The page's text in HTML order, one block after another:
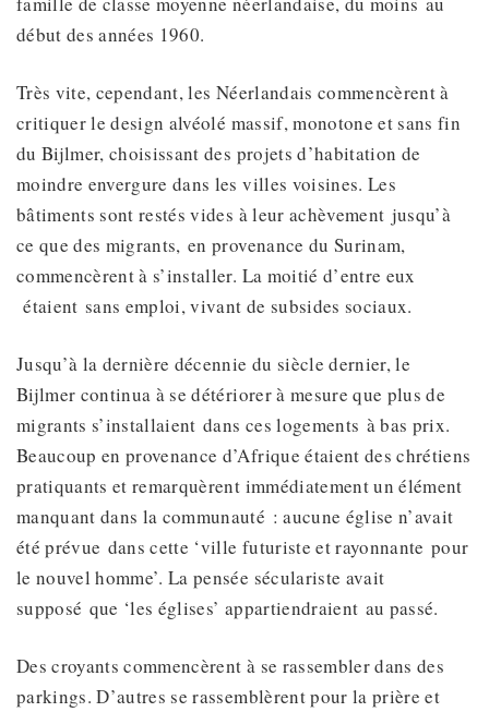
début des années 1960.
Très vite, cependant, les Néerlandais commencèrent à
critiquer le design alvéolé massif, monotone et sans fin
du Bijlmer, choisissant des projets d’habitation de
moindre envergure dans les villes voisines. Les
bâtiments sont restés vides à leur achèvement jusqu’à
ce que des migrants, en provenance du Surinam,
commencèrent à s’installer. La moitié d’entre eux
étaient sans emploi, vivant de subsides sociaux.
Jusqu’à la dernière décennie du siècle dernier, le
Bijlmer continua à se détériorer à mesure que plus de
migrants s’installaient dans ces logements à bas prix.
Beaucoup en provenance d’Afrique étaient des chrétiens
pratiquants et remarquèrent immédiatement un élément
manquant dans la communauté : aucune église n’avait
été prévue dans cette ‘ville futuriste et rayonnante pour
le nouvel homme’. La pensée séculariste avait
supposé que ‘les églises’ appartiendraient au passé.
Des croyants commencèrent à se rassembler dans des
parkings. D’autres se rassemblèrent pour la prière et